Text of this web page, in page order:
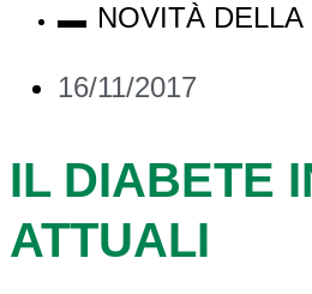
NOVITÀ
16/11/2017
IL DIABETE
ATTUALI